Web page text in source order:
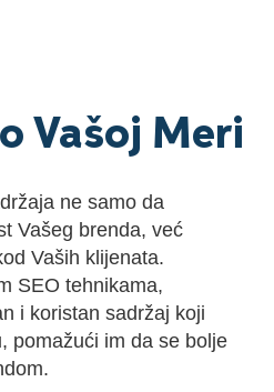
Vašoj Meri
ne samo da
Vašeg brenda, već
Vaših klijenata.
SEO tehnikama,
i koristan sadržaj koji
pomažući im da se bolje